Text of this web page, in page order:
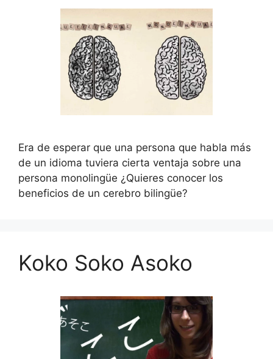
Era de esperar que una persona que habla más
de un idioma tuviera cierta ventaja sobre una
persona monolingüe ¿Quieres conocer los
beneficios de un cerebro bilingüe?
Koko Soko Asoko